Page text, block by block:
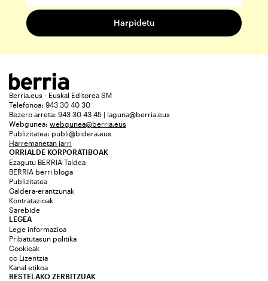
Berria.eus - Euskal Editorea SM
Telefonoa: 943 30 40 30
Bezero arreta: 943 30 43 45 | laguna@berria.eus
Webgunea: webgunea@berria.eus
Publizitatea: publi@bidera.eus
Harremanetan jarri
ORRIALDE KORPORATIBOAK
Ezagutu BERRIA Taldea
BERRIA berri bloga
Publizitatea
Galdera-erantzunak
Kontratazioak
Sarebide
LEGEA
Lege informazioa
Pribatutasun politika
Cookieak
cc Lizentzia
Kanal etikoa
BESTELAKO ZERBITZUAK